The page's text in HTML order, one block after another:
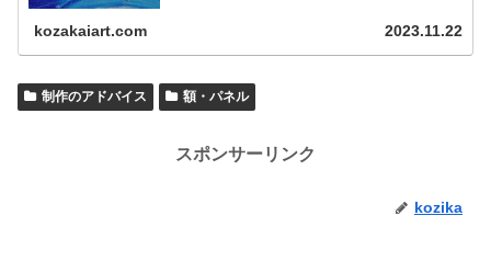
kozakaiart.com 2023.11.22
制作のアドバイス 額・パネル
スポンサーリンク
kozika